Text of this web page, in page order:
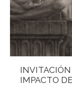
IMPACTO